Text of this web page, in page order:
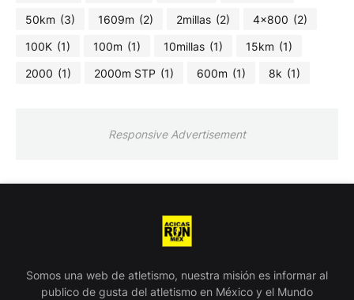
50km (3) 1609m (2) 2millas (2) 4x800 (2)
100K (1) 100m (1) 10millas (1) 15km (1)
2000 (1) 2000m STP (1) 600m (1) 8k (1)
Responsive Advertisement
Somos una web de atletismo, nuestra misión es informar al
publico de gusta del atletismo en México y el Mundo